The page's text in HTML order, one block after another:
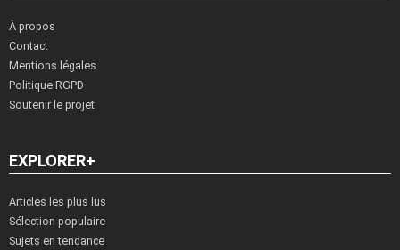
À propos
Contact
Mentions légales
Politique RGPD
Soutenir le projet
EXPLORER+
Articles les plus lus
Sélection populaire
Sujets en tendance